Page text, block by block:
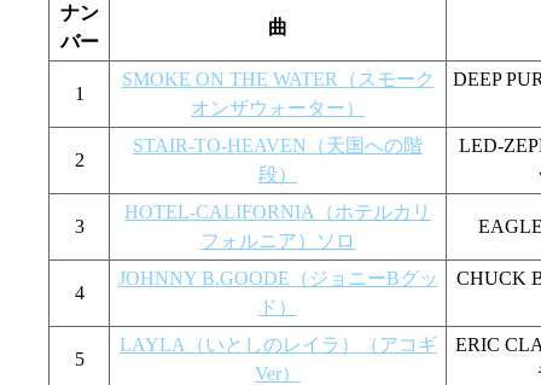
ナン
バー
曲
1
SMOKE ON THE WATER（スモーク
オンザウォーター）
DEEP
2
STAIR-TO-HEAVEN（天国への階
段）
LED-
3
HOTEL-CALIFORNIA（ホテルカリ
フォルニア）ソロ
4
JOHNNY B.GOODE（ジョニーBグッ
ド）
CHUCK
5
LAYLA（いとしのレイラ）（アコギ
Ver）
ERIC